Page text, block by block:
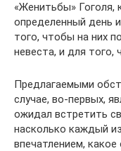
«Женитьбы» Гоголя,
определенный день
того, чтобы на них
невеста, и для того,
Предлагаемыми
слу­чае, во-первых,
ожидал встретить
насколько каж­дый
впечатлением,